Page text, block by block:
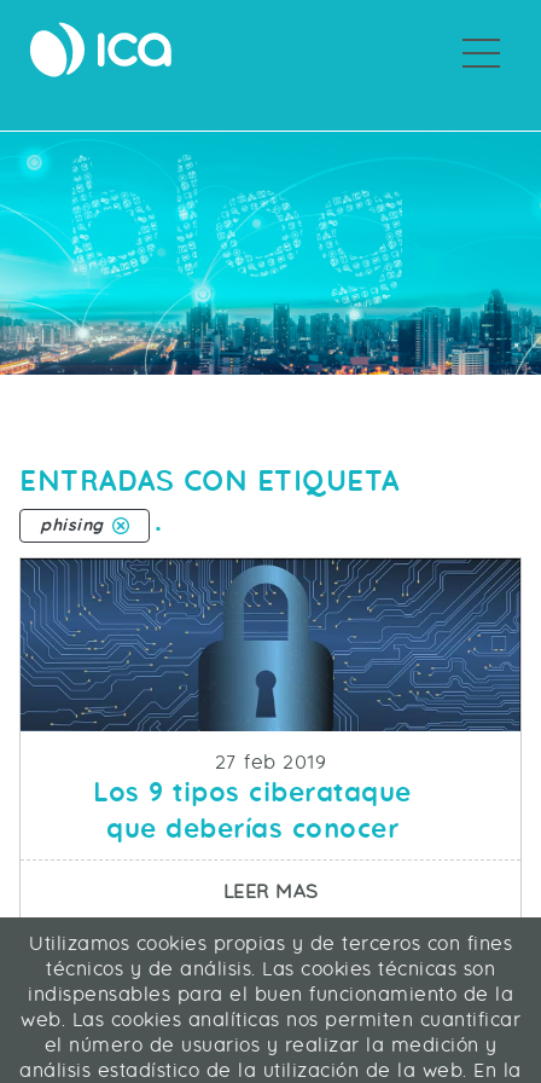
ENTRADAS CON ETIQUETA
phising .
Fecha de publicacion
27 feb 2019
Los 9 tipos ciberataque
que deberías conocer
LEER MASSOBRE LOS 9 TIPOS
ICA Informática y Comunicaciones Avanzadas SL
C/ La Rábida 27, 28039 Madrid
91 311 04 87
Utilizamos cookies propias y de terceros con fines
técnicos y de análisis. Las cookies técnicas son
indispensables para el buen funcionamiento de la
web. Las cookies analíticas nos permiten cuantificar
el número de usuarios y realizar la medición y
análisis estadístico de la utilización de la web. En la